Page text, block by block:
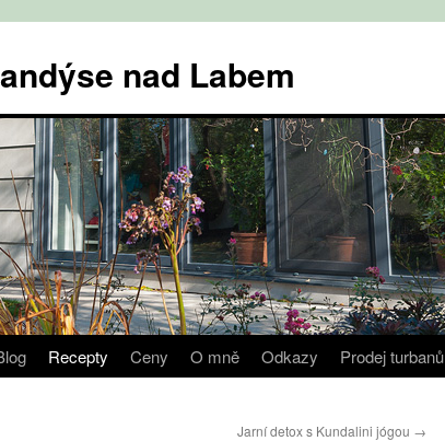
nad Labem
Recepty Ceny O mně Odkazy Prodej turbanů
Jarní detox s Kundalini jógou →